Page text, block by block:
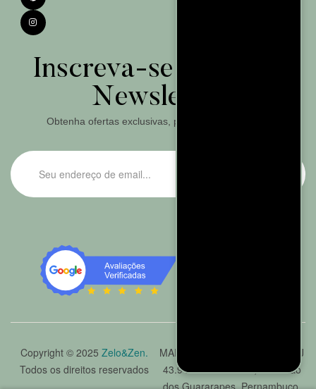
Inscreva-se na nossa
Newsletter
Obtenha ofertas exclusivas, promoções e cupons.
Copyright © 2025 Zelo&Zen.
Todos os direitos reservados
MARINHO FALCÃO LTDA. CNPJ
43.943.476/0001-79, Jaboatão
dos Guararapes, Pernambuco.